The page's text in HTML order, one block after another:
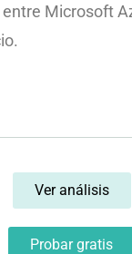
Microsoft
Ver análisis
Probar gratis